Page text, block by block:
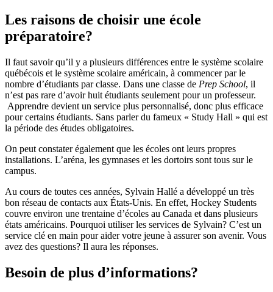
Les raisons de choisir une école
préparatoire?
Il faut savoir qu’il y a plusieurs différences entre le système scolaire
québécois et le système scolaire américain, à commencer par le
nombre d’étudiants par classe. Dans une classe de Prep School, il
n’est pas rare d’avoir huit étudiants seulement pour un professeur.
Apprendre devient un service plus personnalisé, donc plus efficace
pour certains étudiants. Sans parler du fameux « Study Hall » qui est
la période des études obligatoires.
On peut constater également que les écoles ont leurs propres
installations. L’aréna, les gymnases et les dortoirs sont tous sur le
campus.
Au cours de toutes ces années, Sylvain Hallé a développé un très
bon réseau de contacts aux États-Unis. En effet, Hockey Students
couvre environ une trentaine d’écoles au Canada et dans plusieurs
états américains. Pourquoi utiliser les services de Sylvain? C’est un
service clé en main pour aider votre jeune à assurer son avenir. Vous
avez des questions? Il aura les réponses.
Besoin de plus d’informations?